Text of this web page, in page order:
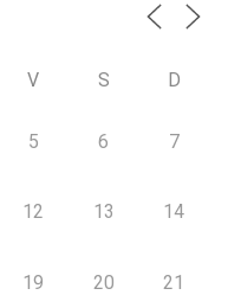
V S D
5 6 7
12 13 14
19 20 21